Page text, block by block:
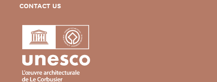
CONTACT US